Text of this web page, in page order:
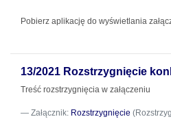
Pobierz aplikację do wyświetlania
13/2021 Rozstrzygnięcie
Treść rozstrzygnięcia w załączeniu
Załącznik: Rozstrzygnięcie